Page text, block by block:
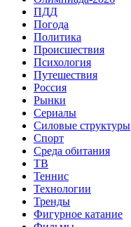
ПДД
Погода
Политика
Происшествия
Психология
Путешествия
Россия
Рынки
Сериалы
Силовые структуры
Спорт
Среда обитания
ТВ
Теннис
Технологии
Тренды
Фигурное катание